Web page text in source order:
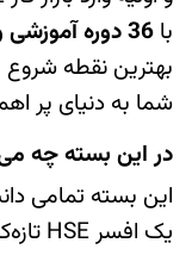
با 36 دوره آموزشی و 300 ساعت محتوای بنیادین
بهترین نقطه شروع
شما به دنیای پر
در این بسته چه
این بسته تمامی
یک افسر HSE تازه‌کار را در بر می‌گیرد: